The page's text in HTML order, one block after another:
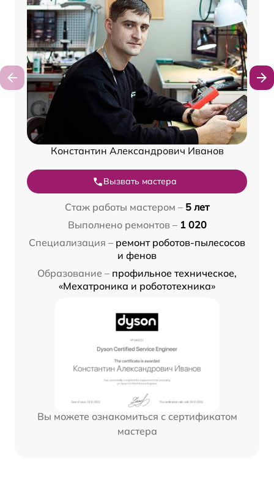
Константин Александрович Иванов
Вызвать мастера
Стаж работы мастером – 5 лет
Выполнено ремонтов – 1 020
Специализация – ремонт роботов-пылесосов
и фенов
Образование – профильное техническое,
«Мехатроника и робототехника»
Вы можете ознакомиться с сертификатом
мастера